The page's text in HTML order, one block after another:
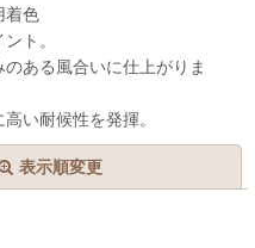
着色
ト。
ある風合いに仕上がりま
い耐候性を発揮。
表示順変更